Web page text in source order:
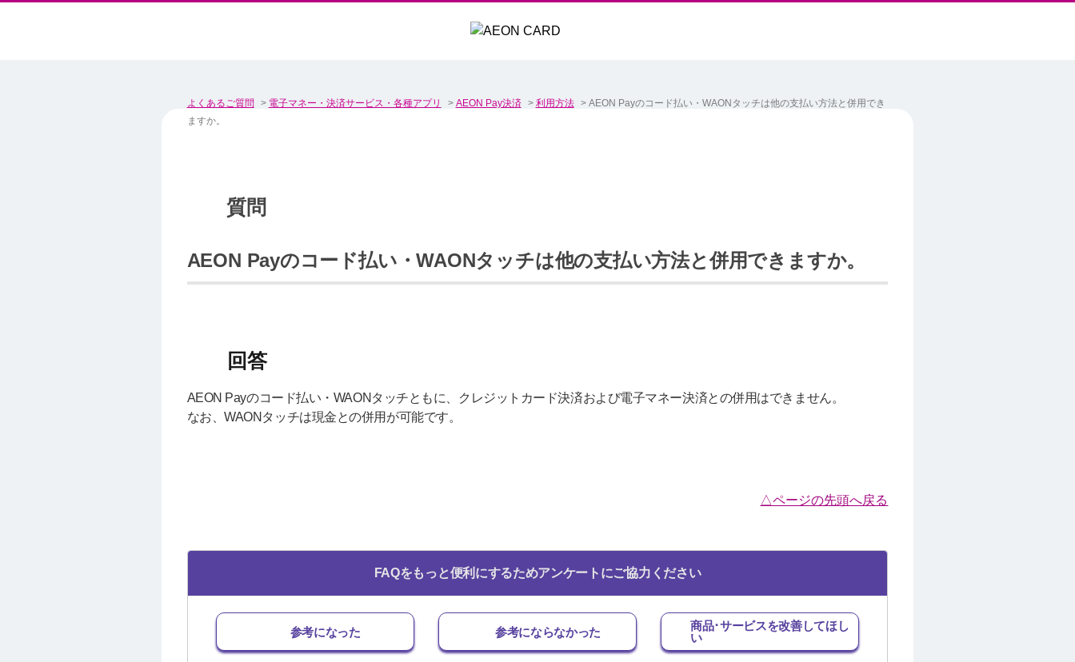
よくあるご質問 > 電子マネー・決済サービス・各種アプリ > AEON Pay決済 > 利用方法 > AEON Payのコード払い・WAONタッチは他の支払い方法と併用でき
ますか。
AEON Payのコード払い・WAONタッチは他の支払い方法と併用できますか。
AEON Payのコード払い・WAONタッチともに、クレジットカード決済および電子マネー決済との併用はできません。
なお、WAONタッチは現金との併用が可能です。
△ページの先頭へ戻る
FAQをもっと便利にするためアンケートにご協力ください
参考になった 参考にならなかった
商品･サービスを改善してほし
い